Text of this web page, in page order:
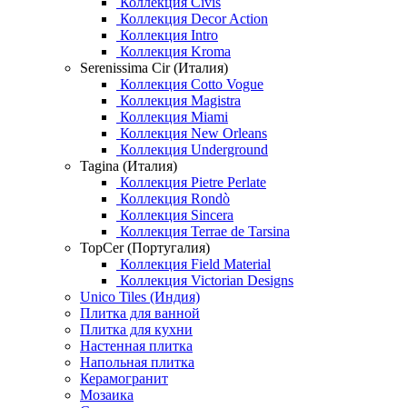
Коллекция Decor Action
Коллекция Intro
Коллекция Kroma
Serenissima Cir (Италия)
Коллекция Cotto Vogue
Коллекция Magistra
Коллекция Miami
Коллекция New Orleans
Коллекция Underground
Tagina (Италия)
Коллекция Pietre Perlate
Коллекция Rondò
Коллекция Sincera
Коллекция Terrae de Tarsina
TopCer (Португалия)
Коллекция Field Material
Коллекция Victorian Designs
Unico Tiles (Индия)
Плитка для ванной
Плитка для кухни
Настенная плитка
Напольная плитка
Керамогранит
Мозаика